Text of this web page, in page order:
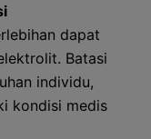
dapat
Batasi
individu,
kondisi medis